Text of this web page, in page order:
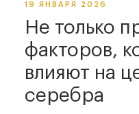
19 ЯНВАРЯ 2026
Не только
факторов,
влияют на
серебра